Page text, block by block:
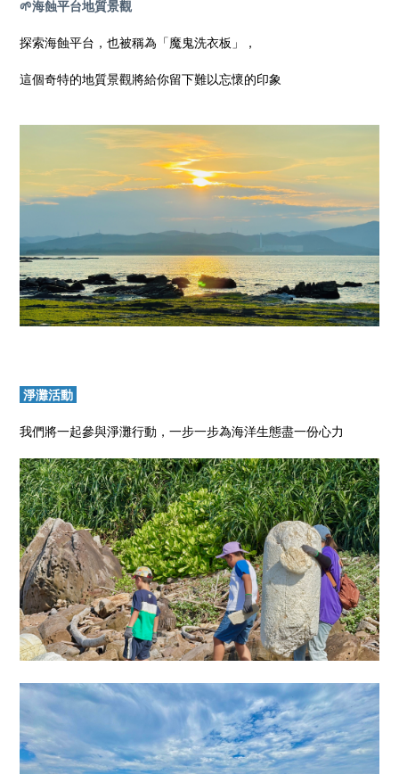
🌱海蝕平台地質景觀
探索海蝕平台，也被稱為「魔鬼洗衣板」，
這個奇特的地質景觀將給你留下難以忘懷的印象
淨灘活動
我們將一起參與淨灘行動，一步一步為海洋生態盡一份心力